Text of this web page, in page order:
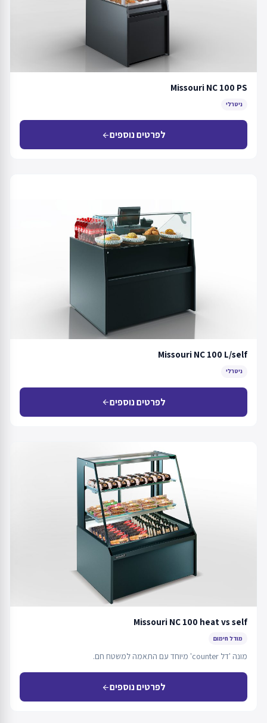
Missouri NC 100 PS
ניטרלי
לפרטים נוספיםarrow_back
Missouri NC 100 L/self
ניטרלי
לפרטים נוספיםarrow_back
Missouri NC 100 heat vs self
מודל חימום
מונה 'דל counter' מיוחד עם התאמה למשטח חם.
לפרטים נוספיםarrow_back